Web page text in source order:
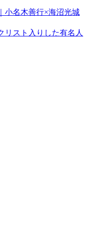
小名木善行×海沼光城
リスト入りした有名人